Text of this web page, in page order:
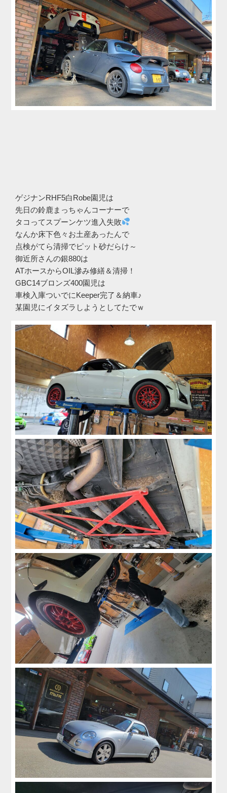
ゲジナンRHF5白Robe園児は
先日の鈴鹿まっちゃんコーナーで
タコってスプーンケツ進入失敗
なんか床下色々お土産あったんで
点検がてら清掃でピット砂だらけ～
御近所さんの銀880は
ATホースからOIL滲み修繕＆清掃！
GBC14ブロンズ400園児は
車検入庫ついでにKeeper完了＆納車♪
某園児にイタズラしようとしてたでｗ